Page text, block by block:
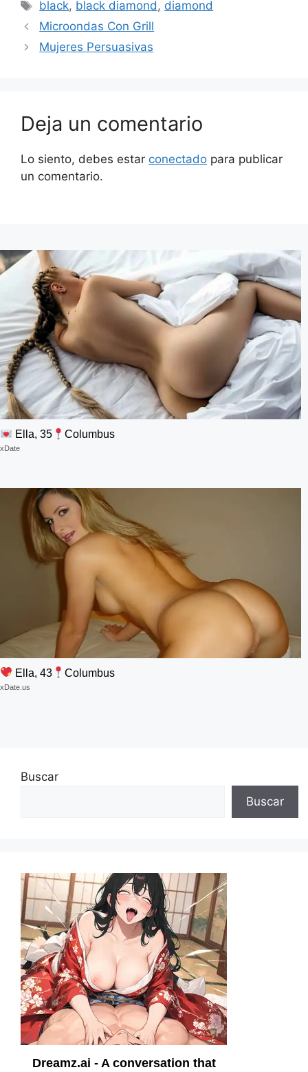
Etiquetas
black, black diamond, diamond
Microondas Con Grill
Mujeres Persuasivas
Deja un comentario
Lo siento, debes estar conectado para publicar
un comentario.
Ella, 35 Columbus
xDate
Ella, 43 Columbus
xDate.us
Buscar
Buscar
Dreamz.ai - A conversation that